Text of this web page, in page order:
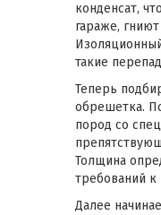
конденсат,
гараже,
такие
Теперь
обрешетка.
пород со
Толщина
требований к
Далее